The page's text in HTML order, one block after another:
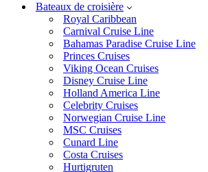
Bateaux de croisière
Royal Caribbean
Carnival Cruise Line
Bahamas Paradise Cruise Line
Princes Cruises
Viking Ocean Cruises
Disney Cruise Line
Holland America Line
Celebrity Cruises
Norwegian Cruise Line
MSC Cruises
Cunard Line
Costa Cruises
Hurtigruten